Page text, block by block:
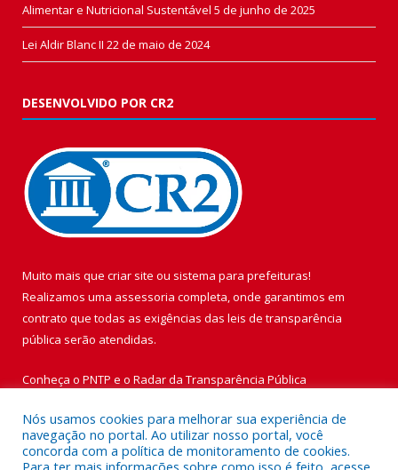
Alimentar e Nutricional Sustentável 5 de junho de 2025
Lei Aldir Blanc II 22 de maio de 2024
DESENVOLVIDO POR CR2
Muito mais que criar site ou sistema para prefeituras!
Realizamos uma assessoria completa, onde garantimos em
contrato que todas as exigências das leis de transparência
pública serão atendidas.
Conheça o PNTP e o Radar da Transparência Pública
Nós usamos cookies para melhorar sua experiência de
navegação no portal. Ao utilizar nosso portal, você
concorda com a política de monitoramento de cookies.
Para ter mais informações sobre como isso é feito, acesse